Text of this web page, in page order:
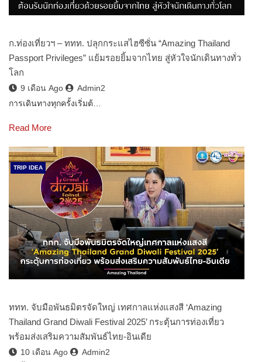
ก.ท่องเที่ยวฯ – ททท. ปลุกกระแสไฮซีซั่น “Amazing Thailand
Passport Privileges” แย้มรอยยิ้มจากไทย สู่หัวใจนักเดินทางทั่ว
โลก
9 เดือน Ago
Admin2
การเดินทางทุกครั้งเริ่มต้…
Read More
TRIP IDEA
ททท. จับมือพันธมิตรจัดใหญ่ เทศกาลแห่งแสงสี ‘Amazing
Thailand Grand Diwali Festival 2025’ กระตุ้นการท่องเที่ยว
พร้อมส่งเสริมความสัมพันธ์ไทย-อินเดีย
10 เดือน Ago
Admin2